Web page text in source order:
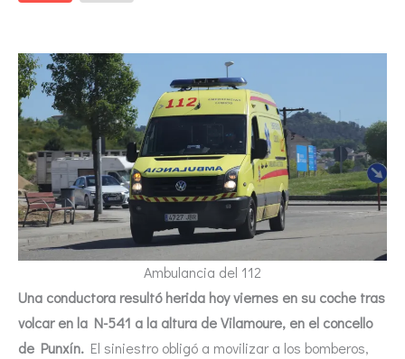
Ambulancia del 112
Una conductora resultó herida hoy viernes en su coche tras
volcar en la N-541 a la altura de Vilamoure, en el concello
de Punxín. El siniestro obligó a movilizar a los bomberos,